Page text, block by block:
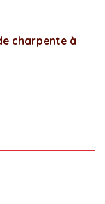
charpente à